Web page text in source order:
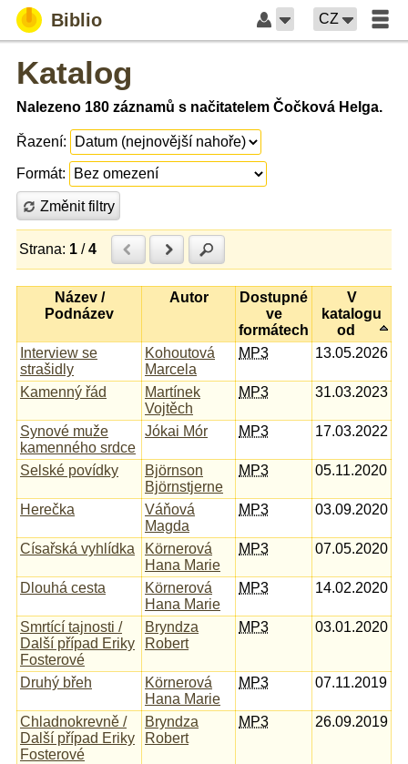
Biblio CZ
Katalog
Nalezeno 180 záznamů s načitatelem Čočková Helga.
Řazení:
Formát:
Změnit filtry
Strana: 1 /4 Předchozí
Další
Název /
Podnázev
Autor
Dostupné
ve
formátech
V
katalogu
od
Interview se
strašidly
Kohoutová
Marcela
MP3 13.05.2026
Kamenný řád
Martínek
Vojtěch
MP3 31.03.2023
Synové muže
kamenného srdce
Jókai Mór MP3 17.03.2022
Selské povídky
Björnson
Björnstjerne
MP3 05.11.2020
Herečka
Váňová
Magda
MP3 03.09.2020
Císařská vyhlídka
Körnerová
Hana Marie
MP3 07.05.2020
Dlouhá cesta
Körnerová
Hana Marie
MP3 14.02.2020
Smrtící tajnosti /
Další případ Eriky
Fosterové
Bryndza
Robert
MP3 03.01.2020
Druhý břeh
Körnerová
Hana Marie
MP3 07.11.2019
Chladnokrevně /
Další případ Eriky
Fosterové
Bryndza
Robert
MP3 26.09.2019